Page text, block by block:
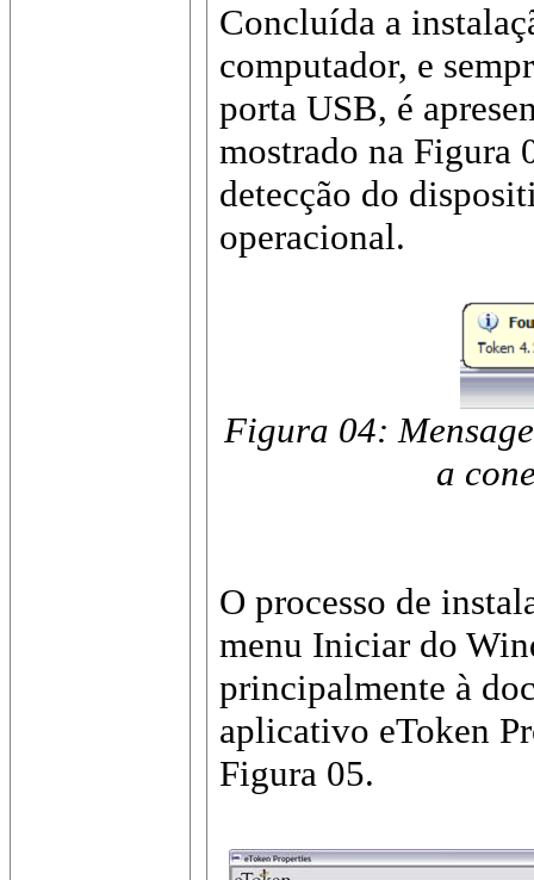
Concluída a
computador, e
porta USB, é
mostrado na Figura
detecção do
operacional.
Figura 04:
a
O processo de
menu Iniciar do
principalmente à
aplicativo eToken
Figura 05.